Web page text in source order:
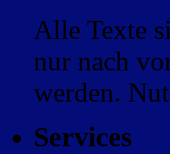
Alle Texte
nur nach
werden.
Services